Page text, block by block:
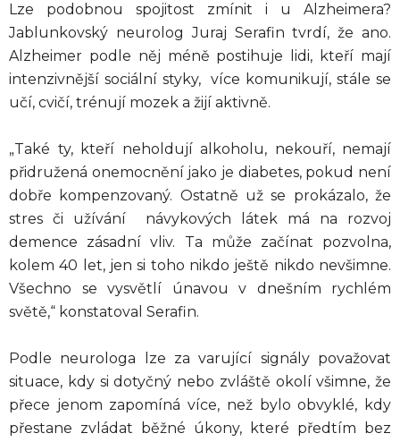
Lze podobnou spojitost zmínit i u Alzheimera?
Jablunkovský neurolog Juraj Serafin tvrdí, že ano.
Alzheimer podle něj méně postihuje lidi, kteří mají
intenzivnější sociální styky, více komunikují, stále se
učí, cvičí, trénují mozek a žijí aktivně.
„Také ty, kteří neholdují alkoholu, nekouří, nemají
přidružená onemocnění jako je diabetes, pokud není
dobře kompenzovaný. Ostatně už se prokázalo, že
stres či užívání návykových látek má na rozvoj
demence zásadní vliv. Ta může začínat pozvolna,
kolem 40 let, jen si toho nikdo ještě nikdo nevšimne.
Všechno se vysvětlí únavou v dnešním rychlém
světě,“ konstatoval Serafin.
Podle neurologa lze za varující signály považovat
situace, kdy si dotyčný nebo zvláště okolí všimne, že
přece jenom zapomíná více, než bylo obvyklé, kdy
přestane zvládat běžné úkony, které předtím bez